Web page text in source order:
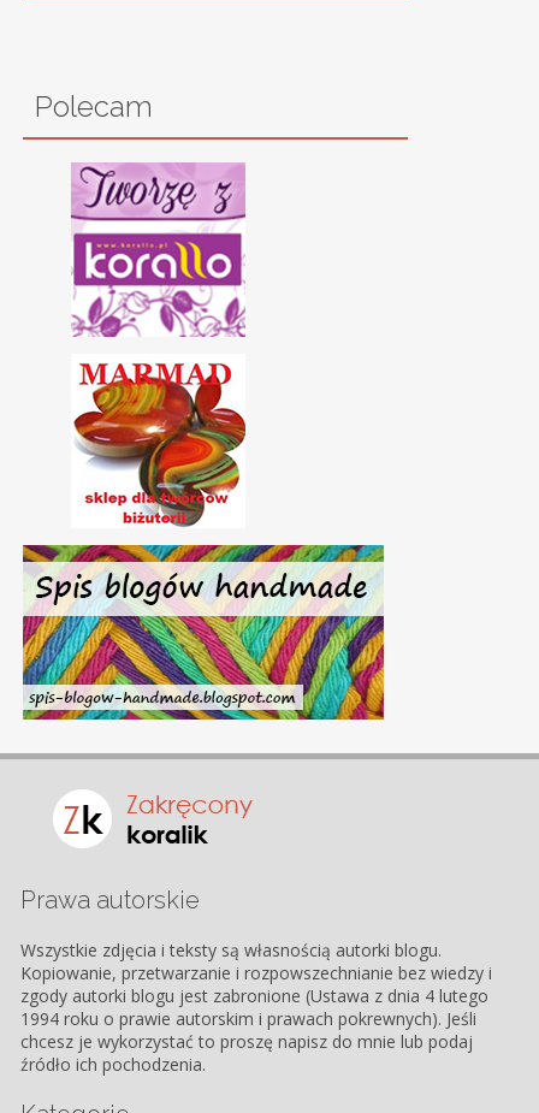
Polecam
Prawa autorskie
Wszystkie zdjęcia i teksty są własnością autorki blogu.
Kopiowanie, przetwarzanie i rozpowszechnianie bez wiedzy i
zgody autorki blogu jest zabronione (Ustawa z dnia 4 lutego
1994 roku o prawie autorskim i prawach pokrewnych). Jeśli
chcesz je wykorzystać to proszę napisz do mnie lub podaj
źródło ich pochodzenia.